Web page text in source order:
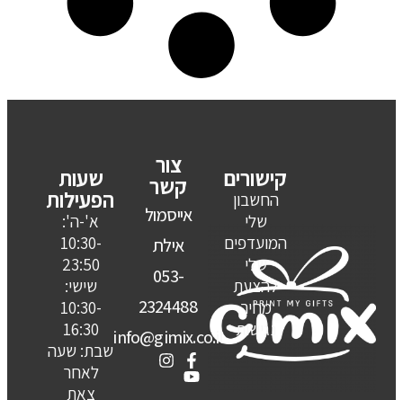
קישורים
החשבון
שלי
המועדפים
שלי
להצעת
מחיר
נגישות
צור
קשר
אייסמול
אילת
053-
2324488
info@gimix.co.il
שעות
הפעילות
א'-ה':
10:30-
23:50
שישי:
10:30-
16:30
שבת: שעה
לאחר
צאת